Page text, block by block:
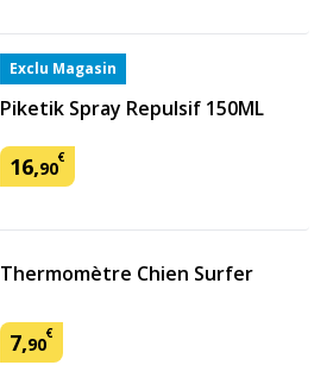
Exclu Magasin
Piketik Spray Repulsif 150ML
16,90€
Thermomètre Chien Surfer
7,90€